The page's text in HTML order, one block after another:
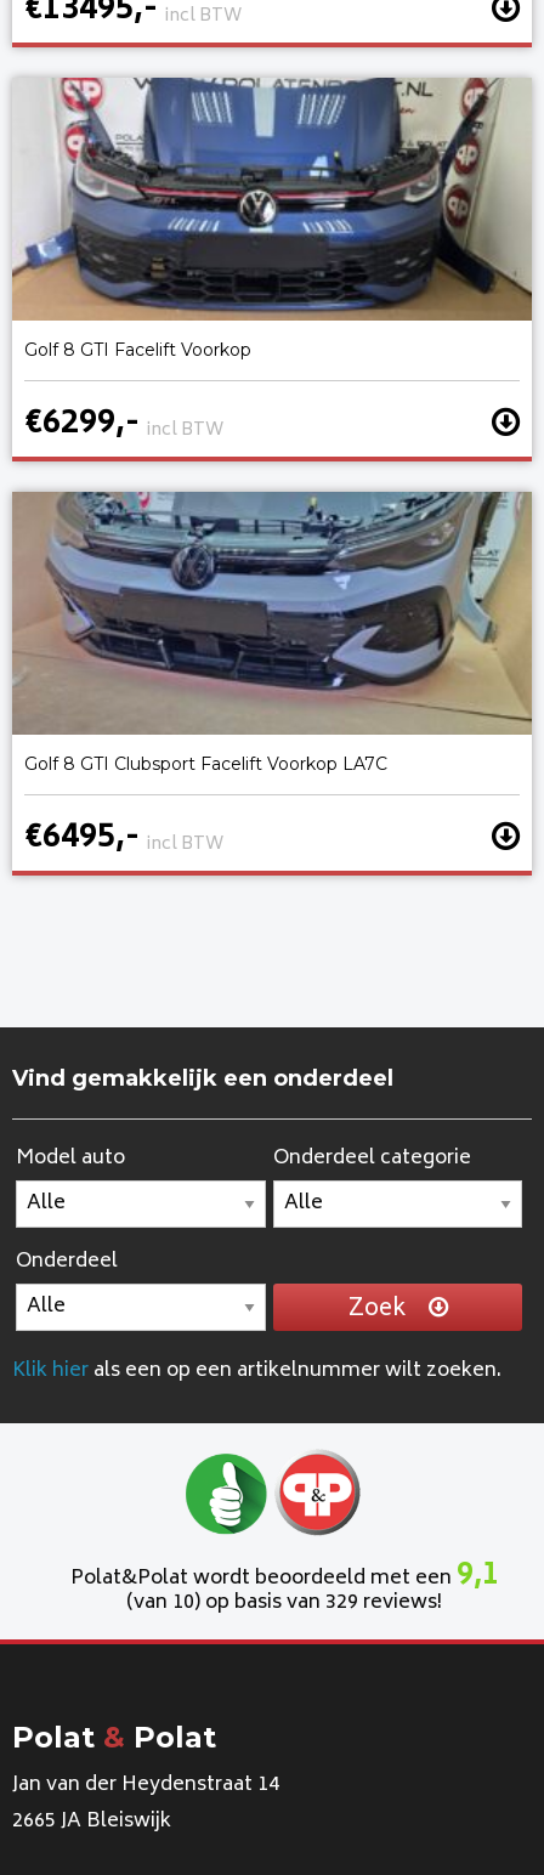
incl BTW
Golf 8 GTI Facelift Voorkop
€6299,- incl BTW
Golf 8 GTI Clubsport Facelift Voorkop LA7C
€6495,- incl BTW
Vind gemakkelijk een onderdeel
Model auto Onderdeel categorie
Onderdeel
Zoek
Klik hierals een op een artikelnummer wilt zoeken.
Polat&Polat wordt beoordeeld met een 9,1
(van 10) op basis van 329 reviews!
Polat & Polat
Jan van der Heydenstraat 14
2665 JA Bleiswijk